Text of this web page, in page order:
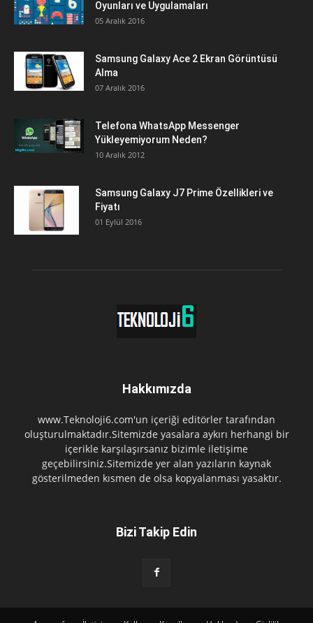
Oyunları ve Uygulamaları
05 Aralık 2016
Samsung Galaxy Ace 2 Ekran Görüntüsü
Alma
07 Aralık 2016
Telefona WhatsApp Messenger
Yükleyemiyorum Neden?
10 Aralık 2012
Samsung Galaxy J7 Prime Özellikleri ve
Fiyatı
01 Eylül 2016
Hakkımızda
www.Teknoloji6.com'un içeriği editörler tarafından
oluşturulmaktadır.Sitemizde yasalara aykırı herhangi bir
içerikle karşılaşırsanız bizimle iletişime
geçebilirsiniz.Sitemizde yer alan yazıların kaynak
gösterilmeden kısmen de olsa kopyalanması yasaktır.
Bizi Takip Edin